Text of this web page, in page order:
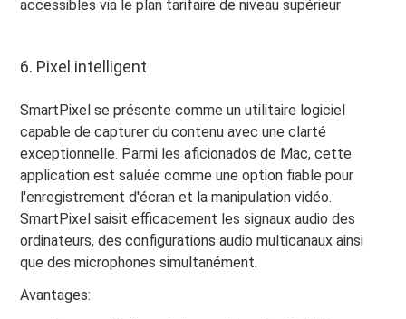
accessibles via le plan tarifaire de niveau supérieur
6. Pixel intelligent
SmartPixel se présente comme un utilitaire logiciel
capable de capturer du contenu avec une clarté
exceptionnelle. Parmi les aficionados de Mac, cette
application est saluée comme une option fiable pour
l'enregistrement d'écran et la manipulation vidéo.
SmartPixel saisit efficacement les signaux audio des
ordinateurs, des configurations audio multicanaux ainsi
que des microphones simultanément.
Avantages: